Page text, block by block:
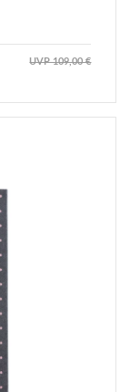
UVP 109,00 €